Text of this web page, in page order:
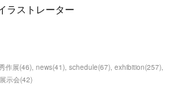
ラストレーター
作展(46) news(41) schedule(67) exhibition(257)
示会(42)